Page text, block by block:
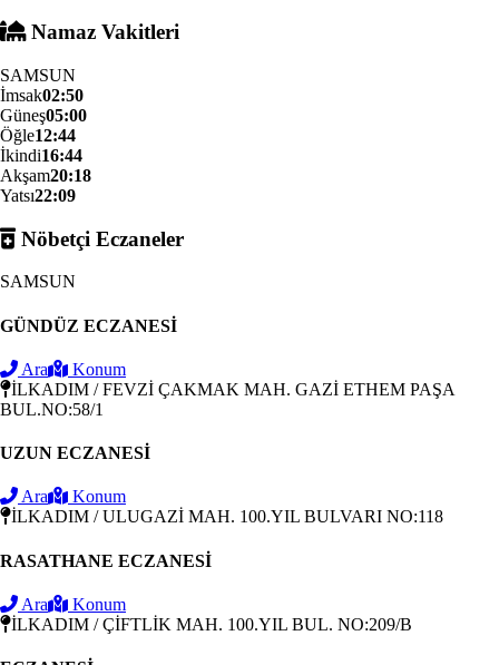
Namaz Vakitleri
SAMSUN
İmsak02:50
Güneş05:00
Öğle12:44
İkindi16:44
Akşam20:18
Yatsı22:09
Nöbetçi Eczaneler
SAMSUN
GÜNDÜZ ECZANESİ
Ara
Konum
İLKADIM / FEVZİ ÇAKMAK MAH. GAZİ ETHEM PAŞA
BUL.NO:58/1
UZUN ECZANESİ
Ara
Konum
İLKADIM / ULUGAZİ MAH. 100.YIL BULVARI NO:118
RASATHANE ECZANESİ
Ara
Konum
İLKADIM / ÇİFTLİK MAH. 100.YIL BUL. NO:209/B